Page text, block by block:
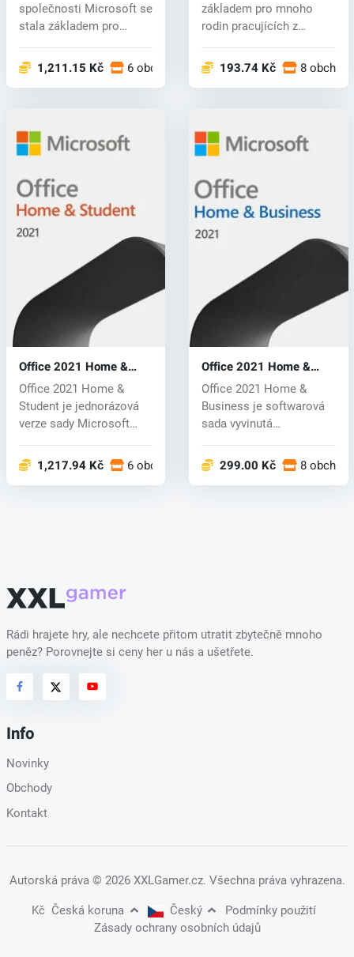
společnosti Microsoft se
stala základem pro
1,211.15 Kč 6 obchodech
základem pro mnoho
rodin pracujících z
193.74 Kč 8
Office 2021 Home &
Student (CD key)
Office 2021 Home &
Student je jednorázová
verze sady Microsoft
1,217.94 Kč 6 obchodech
Office 2021 Home &
Business (CD key)
Office 2021 Home &
Business je softwarová
sada vyvinutá
299.00 Kč 8
Rádi hrajete hry, ale nechcete přitom utratit zbytečně mnoho
peněz? Porovnejte si ceny her u nás a ušetřete.
Info
Novinky
Obchody
Kontakt
Autorská práva © 2026 XXLGamer.cz. Všechna práva vyhrazena.
Kč Česká koruna Český
Podmínky použití
Zásady ochrany osobních údajů